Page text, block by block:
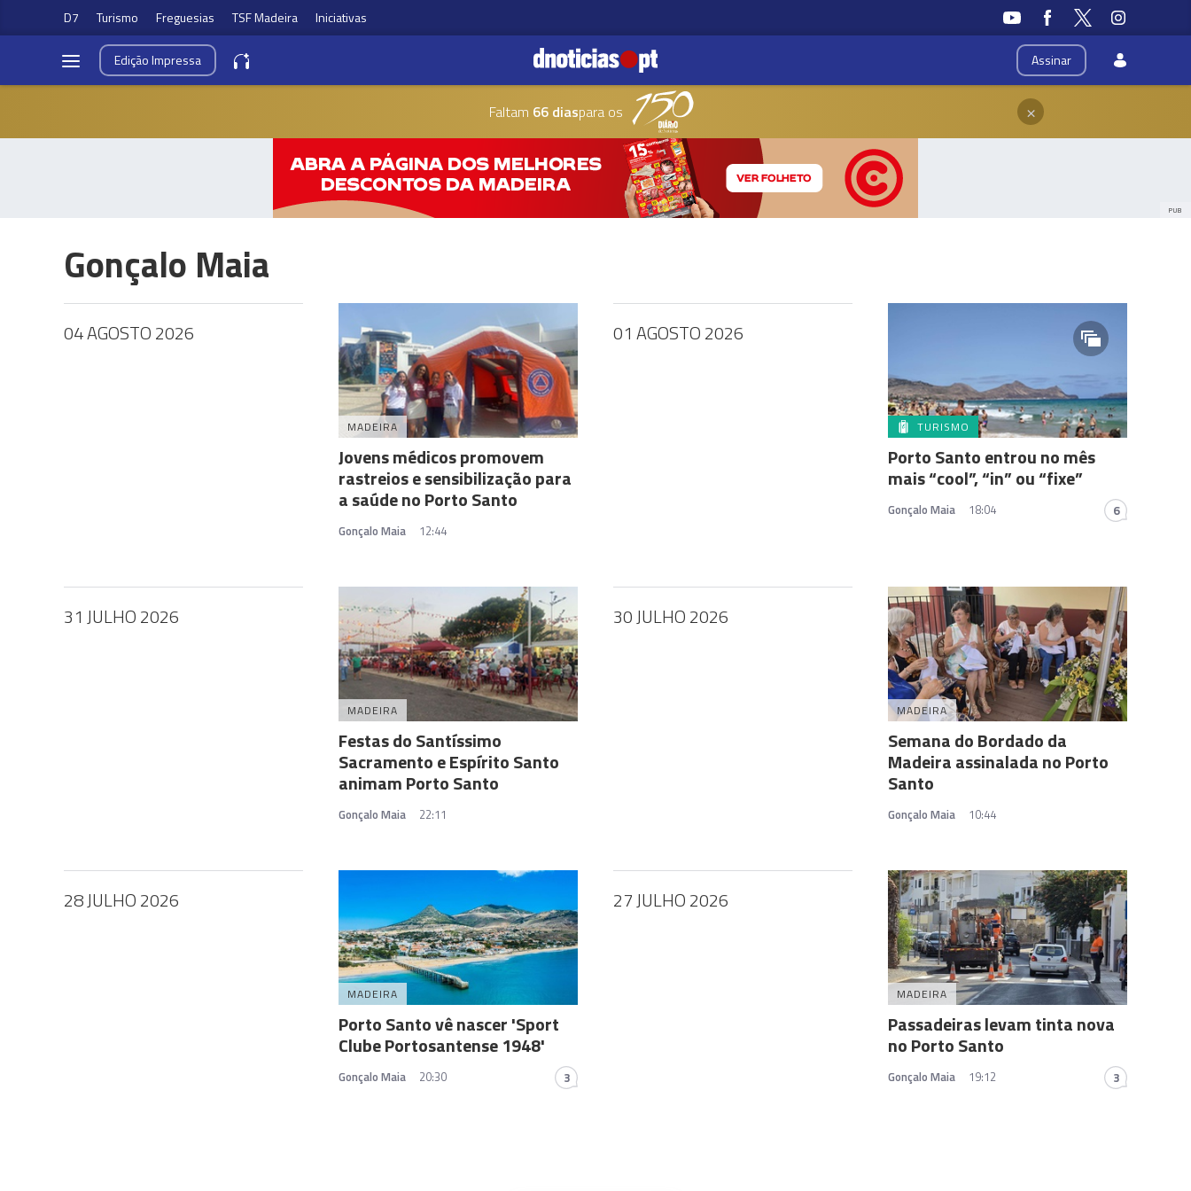
D7 Turismo Freguesias TSF Madeira Iniciativas
Assinar
EdiçãoImpressa
Faltam 66 diaspara os ×
PUB
Gonçalo Maia
04 AGOSTO 2026
MADEIRA
Jovens médicos promovem
rastreios e sensibilização para
a saúde no Porto Santo
Gonçalo Maia 12:44
01 AGOSTO 2026
TURISMO
Porto Santo entrou no mês
mais “cool”, “in” ou “fixe”
Gonçalo Maia 18:04 6
31 JULHO 2026
MADEIRA
Festas do Santíssimo
Sacramento e Espírito Santo
animam Porto Santo
Gonçalo Maia 22:11
30 JULHO 2026
MADEIRA
Semana do Bordado da
Madeira assinalada no Porto
Santo
Gonçalo Maia 10:44
28 JULHO 2026
MADEIRA
Porto Santo vê nascer 'Sport
Clube Portosantense 1948'
Gonçalo Maia 20:30 3
27 JULHO 2026
MADEIRA
Passadeiras levam tinta nova
no Porto Santo
Gonçalo Maia 19:12 3